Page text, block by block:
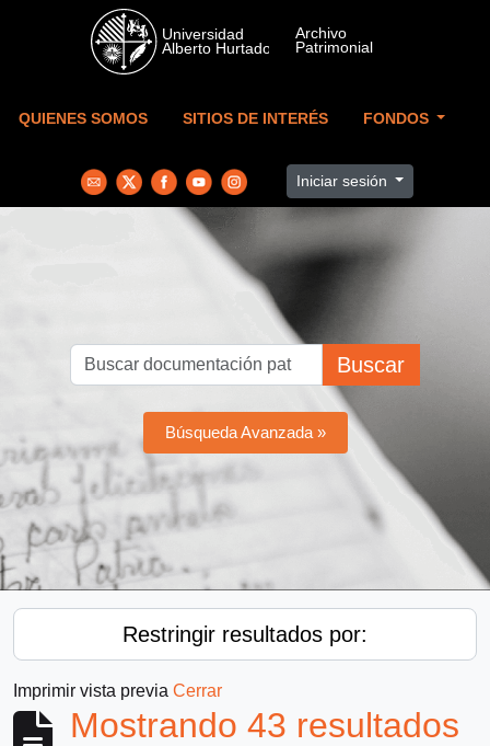
Skip to main content
QUIENES SOMOS SITIOS DE INTERÉS FONDOS
Iniciar sesión
Buscar
Búsqueda Avanzada »
Restringir resultados por:
Imprimir vista previa Cerrar
Mostrando 43 resultados